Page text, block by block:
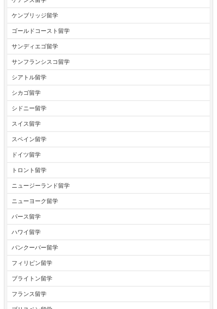
ケンブリッジ留学
ゴールドコースト留学
サンディエゴ留学
サンフランシスコ留学
シアトル留学
シカゴ留学
シドニー留学
スイス留学
スペイン留学
ドイツ留学
トロント留学
ニュージーランド留学
ニューヨーク留学
パース留学
ハワイ留学
バンクーバー留学
フィリピン留学
ブライトン留学
フランス留学